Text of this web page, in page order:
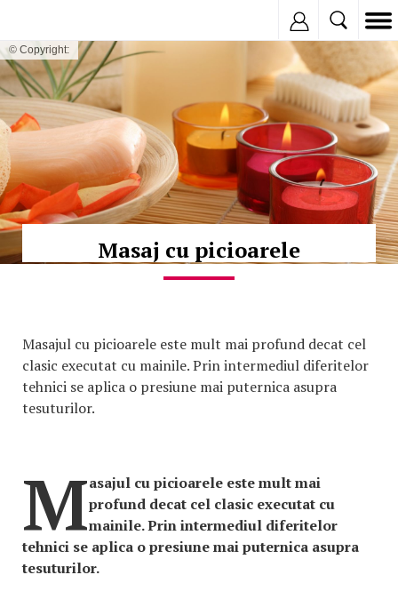
© Copyright:
Masaj cu picioarele
Masajul cu picioarele este mult mai profund decat cel
clasic executat cu mainile. Prin intermediul diferitelor
tehnici se aplica o presiune mai puternica asupra
tesuturilor.
Masajul cu picioarele este mult mai
profund decat cel clasic executat cu
mainile. Prin intermediul diferitelor
tehnici se aplica o presiune mai puternica asupra
tesuturilor.